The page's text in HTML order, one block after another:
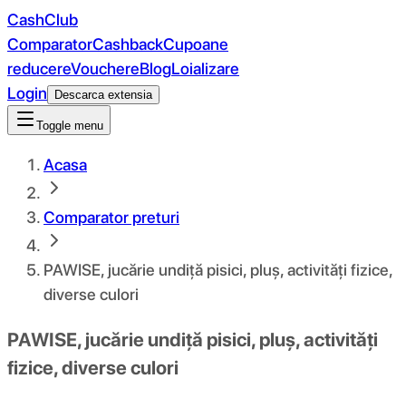
CashClub
ComparatorCashbackCupoane
reducereVouchereBlogLoializare
Login
Descarca extensia
Toggle menu
Acasa
Comparator preturi
PAWISE, jucărie undiță pisici, pluș, activități fizice,
diverse culori
PAWISE, jucărie undiță pisici, pluș, activități
fizice, diverse culori